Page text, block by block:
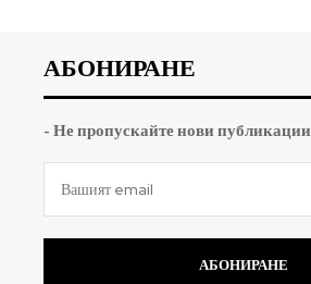
АБОНИРАНЕ
- Не пропускайте нови публикации
АБОНИРАНЕ